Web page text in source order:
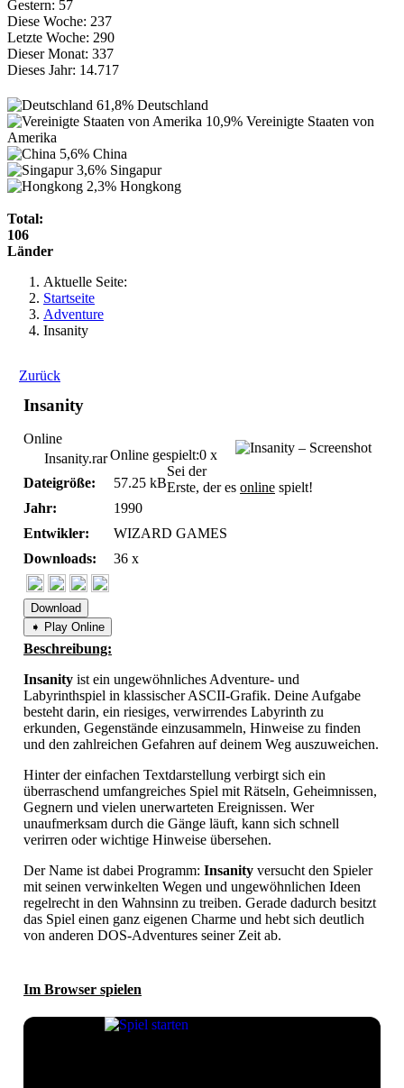
Gestern: 57
Diese Woche: 237
Letzte Woche: 290
Dieser Monat: 337
Dieses Jahr: 14.717
61,8% Deutschland
10,9% Vereinigte Staaten von
Amerika
5,6% China
3,6% Singapur
2,3% Hongkong
Total:
106
Länder
Aktuelle Seite:
Startseite
Adventure
Insanity
Zurück
Insanity
Online
Insanity.rar
Dateigröße:
57.25 kB
Jahr:
1990
Entwikler:
WIZARD GAMES
Downloads:
36 x
Online gespielt:0 x
Sei der
Erste, der es online spielt!
Download
➧ Play Online
Beschreibung:
Insanity ist ein ungewöhnliches Adventure- und
Labyrinthspiel in klassischer ASCII-Grafik. Deine Aufgabe
besteht darin, ein riesiges, verwirrendes Labyrinth zu
erkunden, Gegenstände einzusammeln, Hinweise zu finden
und den zahlreichen Gefahren auf deinem Weg auszuweichen.
Hinter der einfachen Textdarstellung verbirgt sich ein
überraschend umfangreiches Spiel mit Rätseln, Geheimnissen,
Gegnern und vielen unerwarteten Ereignissen. Wer
unaufmerksam durch die Gänge läuft, kann sich schnell
verirren oder wichtige Hinweise übersehen.
Der Name ist dabei Programm: Insanity versucht den Spieler
mit seinen verwinkelten Wegen und ungewöhnlichen Ideen
regelrecht in den Wahnsinn zu treiben. Gerade dadurch besitzt
das Spiel einen ganz eigenen Charme und hebt sich deutlich
von anderen DOS-Adventures seiner Zeit ab.
Im Browser spielen